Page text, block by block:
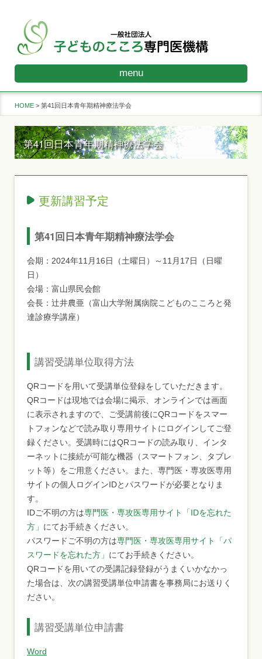
menu
HOME 第41回日本青年期精神療法学会
第41回日本青年期精神療法学会
更新講習予定
第41回日本青年期精神療法学会
会期：2024年11月16日（土曜日）～11月17日（日曜
日）
会場：富山県民会館
会長：辻井農亜（富山大学附属病院こどものこころと発
達診療学講座）
講習受講単位取得方法
QRコードを用いて受講単位登録をしていただきます。
QRコードは現地では会場に掲示、オンラインでは画面
に表示されますので、ご受講前後にQRコードをスマー
トフォンなどで読み取り専用サイトにログインしてご登
録ください。受講時にはQRコードの読み取り、インタ
ーネットに接続が可能な機器（スマートフォン、タブレ
ット等）をご用意ください。また、専門医・専攻医専用
サイトの個人ログインIDとパスワードが必要となりま
す。
IDご不明の方は専門医・専攻医専用サイト「IDを忘れた
方」 にてお手続きください。
パスワードご不明の方は専門医・専攻医専用サイト「パ
スワードを忘れた方」 にてお手続きください。
QRコードを用いての受講記録登録がうまくいかなかっ
た場合は、次の講習受講単位申請書を事務局にお送りく
ださい。
講習受講単位申請書
Word